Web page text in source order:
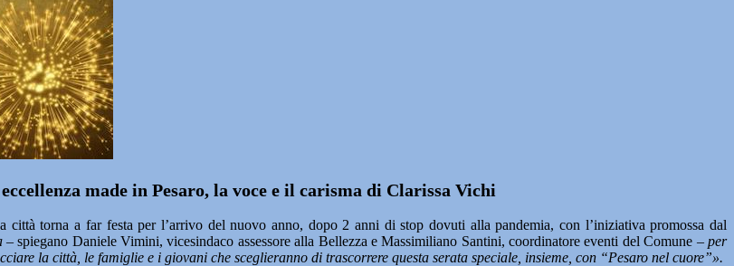
made in Pesaro, la voce e il carisma di Clarissa Vichi
città torna a far festa per l’arrivo del nuovo anno, dopo 2 anni di stop dovuti alla pandemia, con l’iniziativa promossa dal
– spiegano Daniele Vimini, vicesindaco assessore alla Bellezza e Massimiliano Santini, coordinatore eventi del Comune –per
la città, le famiglie e i giovani che sceglieranno di trascorrere questa serata speciale, insieme, con “Pesaro nel cuore”».